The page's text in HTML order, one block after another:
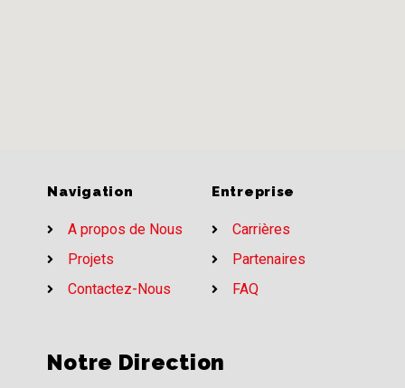
Navigation
A propos de Nous
Projets
Contactez-Nous
Entreprise
Carrières
Partenaires
FAQ
Notre Direction